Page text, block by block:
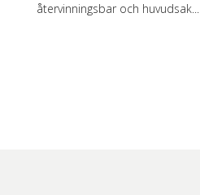
återvinningsbar och huvudsak...